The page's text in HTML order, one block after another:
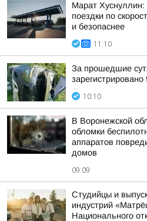
Марат
поездки по
и безопаснее
11:10
За прошедшие
10:10
В Воронежской
обломки
аппаратов
домов
09:09
Студийцы и
индустрий
Национального